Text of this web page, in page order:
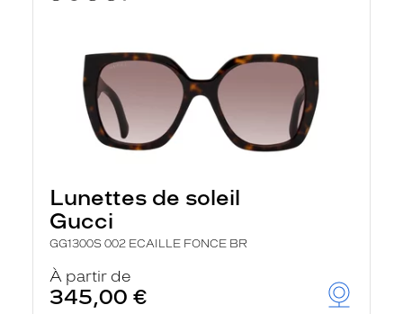
Lunettes de soleil
Gucci
GG1300S 002 ECAILLE FONCE BR
À partir de
345,00 €